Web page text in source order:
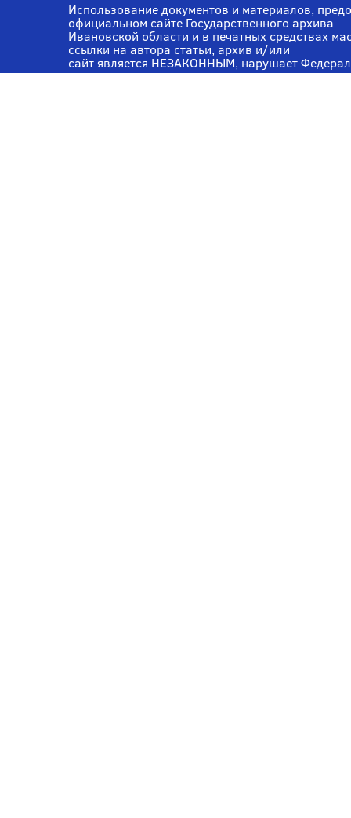
Использование документов и материалов,
официальном сайте Государственного архива
Ивановской области и в печатных средствах
ссылки на автора статьи, архив и/или
сайт является НЕЗАКОННЫМ, нарушает
авторских правах, за нарушение